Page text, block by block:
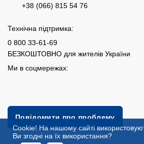
+38 (066) 815 54 76
Технічна підтримка:
0 800 33-61-69
БЕЗКОШТОВНО для жителів України
Ми в соцмережах:
Повідомити про проблему
Сookie! На нашому сайті
Ви згодні на їх використання?